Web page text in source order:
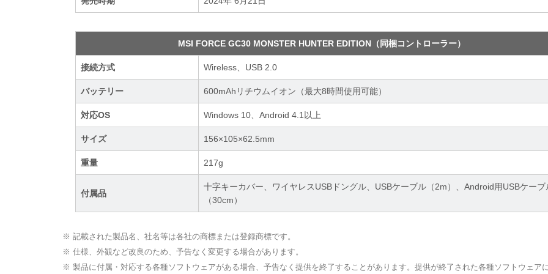
MSI FORCE GC30 MONSTER HUNTER EDITION（同梱コントローラー）
接続方式 Wireless、USB 2.0
バッテリー 600mAhリチウムイオン（最大8時間使用可能）
対応OS Windows 10、Android 4.1以上
サイズ 156×105×62.5mm
重量 217g
付属品
十字キーカバー、ワイヤレスUSBドングル、USBケーブル（2m）、Android用USBケーブ
（30cm）
※ 記載された製品名、社名等は各社の商標または登録商標です。
※ 仕様、外観など改良のため、予告なく変更する場合があります。
※ 製品に付属・対応する各種ソフトウェアがある場合、予告なく提供を終了することがあります。提供が終了された各種ソフトウェア